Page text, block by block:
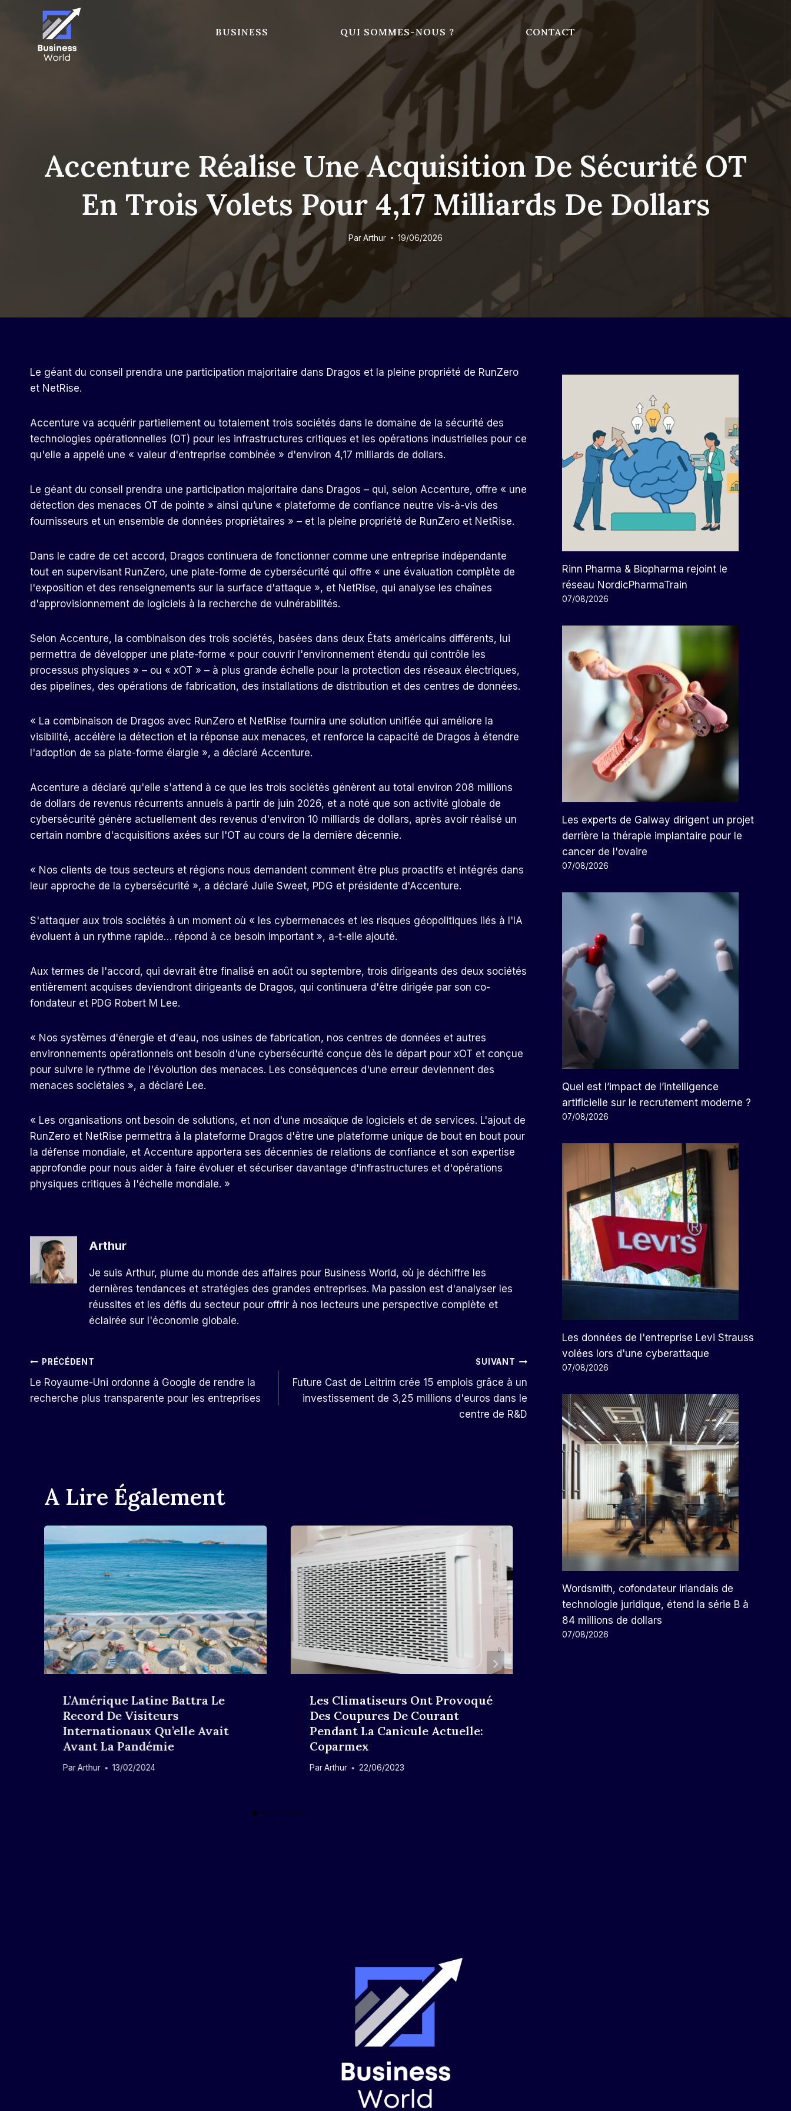
BUSINESS QUI SOMMES-NOUS ? CONTACT
Accenture Réalise Une Acquisition De Sécurité OT
En Trois Volets Pour 4,17 Milliards De Dollars
ParArthur 19/06/2026
Le géant du conseil prendra une participation majoritaire dans Dragos et la pleine propriété de RunZero
et NetRise.
Accenture va acquérir partiellement ou totalement trois sociétés dans le domaine de la sécurité des
technologies opérationnelles (OT) pour les infrastructures critiques et les opérations industrielles pour ce
qu'elle a appelé une « valeur d'entreprise combinée » d'environ 4,17 milliards de dollars.
Le géant du conseil prendra une participation majoritaire dans Dragos – qui, selon Accenture, offre « une
détection des menaces OT de pointe » ainsi qu’une « plateforme de confiance neutre vis-à-vis des
fournisseurs et un ensemble de données propriétaires » – et la pleine propriété de RunZero et NetRise.
Dans le cadre de cet accord, Dragos continuera de fonctionner comme une entreprise indépendante
tout en supervisant RunZero, une plate-forme de cybersécurité qui offre « une évaluation complète de
l'exposition et des renseignements sur la surface d'attaque », et NetRise, qui analyse les chaînes
d'approvisionnement de logiciels à la recherche de vulnérabilités.
Selon Accenture, la combinaison des trois sociétés, basées dans deux États américains différents, lui
permettra de développer une plate-forme « pour couvrir l'environnement étendu qui contrôle les
processus physiques » – ou « xOT » – à plus grande échelle pour la protection des réseaux électriques,
des pipelines, des opérations de fabrication, des installations de distribution et des centres de données.
« La combinaison de Dragos avec RunZero et NetRise fournira une solution unifiée qui améliore la
visibilité, accélère la détection et la réponse aux menaces, et renforce la capacité de Dragos à étendre
l'adoption de sa plate-forme élargie », a déclaré Accenture.
Accenture a déclaré qu'elle s'attend à ce que les trois sociétés génèrent au total environ 208 millions
de dollars de revenus récurrents annuels à partir de juin 2026, et a noté que son activité globale de
cybersécurité génère actuellement des revenus d'environ 10 milliards de dollars, après avoir réalisé un
certain nombre d'acquisitions axées sur l'OT au cours de la dernière décennie.
« Nos clients de tous secteurs et régions nous demandent comment être plus proactifs et intégrés dans
leur approche de la cybersécurité », a déclaré Julie Sweet, PDG et présidente d'Accenture.
S'attaquer aux trois sociétés à un moment où « les cybermenaces et les risques géopolitiques liés à l'IA
évoluent à un rythme rapide… répond à ce besoin important », a-t-elle ajouté.
Aux termes de l'accord, qui devrait être finalisé en août ou septembre, trois dirigeants des deux sociétés
entièrement acquises deviendront dirigeants de Dragos, qui continuera d'être dirigée par son co-
fondateur et PDG Robert M Lee.
« Nos systèmes d'énergie et d'eau, nos usines de fabrication, nos centres de données et autres
environnements opérationnels ont besoin d'une cybersécurité conçue dès le départ pour xOT et conçue
pour suivre le rythme de l'évolution des menaces. Les conséquences d'une erreur deviennent des
menaces sociétales », a déclaré Lee.
« Les organisations ont besoin de solutions, et non d'une mosaïque de logiciels et de services. L'ajout de
RunZero et NetRise permettra à la plateforme Dragos d'être une plateforme unique de bout en bout pour
la défense mondiale, et Accenture apportera ses décennies de relations de confiance et son expertise
approfondie pour nous aider à faire évoluer et sécuriser davantage d'infrastructures et d'opérations
physiques critiques à l'échelle mondiale. »
Arthur
Je suis Arthur, plume du monde des affaires pour Business World, où je déchiffre les
dernières tendances et stratégies des grandes entreprises. Ma passion est d'analyser les
réussites et les défis du secteur pour offrir à nos lecteurs une perspective complète et
éclairée sur l'économie globale.
Navigation
De
PRÉCÉDENT
Le Royaume-Uni ordonne à Google de rendre la
recherche plus transparente pour les entreprises
SUIVANT
Future Cast de Leitrim crée 15 emplois grâce à un
investissement de 3,25 millions d'euros dans le
centre de R&D
A Lire Également
L’Amérique Latine Battra Le
Record De Visiteurs
Internationaux Qu’elle Avait
Avant La Pandémie
ParArthur 13/02/2024
Les Climatiseurs Ont Provoqué
Des Coupures De Courant
Pendant La Canicule Actuelle:
Coparmex
Par Arthur 22/06/2023
Rinn Pharma & Biopharma rejoint le
réseau NordicPharmaTrain
07/08/2026
Les experts de Galway dirigent un projet
derrière la thérapie implantaire pour le
cancer de l'ovaire
07/08/2026
Quel est l’impact de l’intelligence
artificielle sur le recrutement moderne ?
07/08/2026
Les données de l'entreprise Levi Strauss
volées lors d'une cyberattaque
07/08/2026
Wordsmith, cofondateur irlandais de
technologie juridique, étend la série B à
84 millions de dollars
07/08/2026